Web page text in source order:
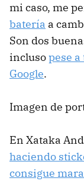
mi caso, me
batería a
Son dos
inclusopese a
Google.
Imagen de
En Xataka
haciendo
consigue